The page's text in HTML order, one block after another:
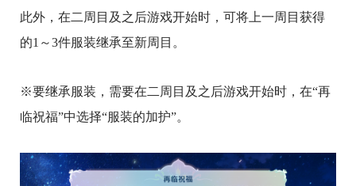
此外，在二周目及之后游戏开始时，可将上一周目获得
的1～3件服装继承至新周目。
※要继承服装，需要在二周目及之后游戏开始时，在“再
临祝福”中选择“服装的加护”。